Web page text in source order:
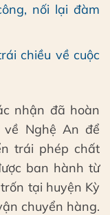
nối lại đàm
chiều về cuộc
nhận đã hoàn
Nghệ An để
trái phép chất
ban hành từ
tại huyện Kỳ
chuyển hàng.